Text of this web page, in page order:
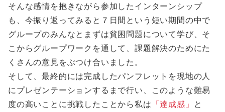
そんな感情を抱きながら参加したインターンシップ
も、今振り返ってみると７日間という短い期間の中で
グループのみんなとまずは貧困問題について学び、そ
こからグループワークを通して、課題解決のためにた
くさんの意見をぶつけ合いました。
そして、最終的には完成したパンフレットを現地の人
にプレゼンテーションするまで行い、このような難易
度の高いことに挑戦したことから私は 「達成感」 と